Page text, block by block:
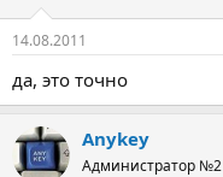
14.08.2011
да, это точно
Anykey
Администратор №2